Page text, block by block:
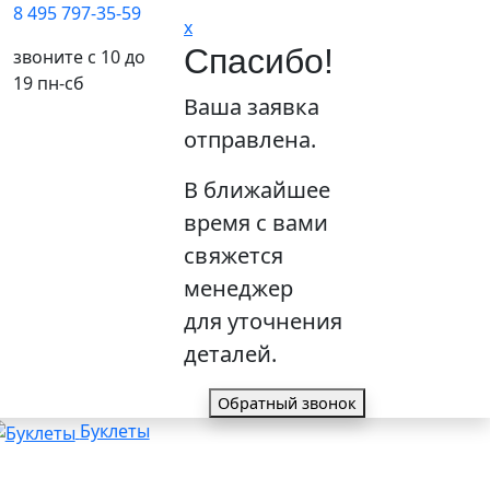
8 495 797-35-59
звоните с 10 до
19 пн-сб
x
Спасибо!
Ваша заявка
отправлена.
В ближайшее
время с вами
свяжется
менеджер
для уточнения
деталей.
Обратный звонок
Буклеты